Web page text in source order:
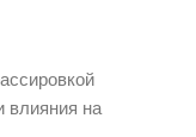
влияния на